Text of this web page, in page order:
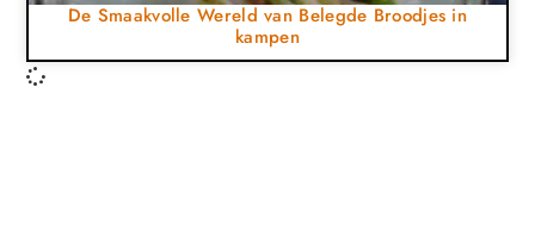
De Smaakvolle Wereld van Belegde Broodjes in
kampen